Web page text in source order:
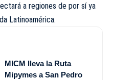
a regiones de por sí ya
Latinoamérica.
MICM lleva la Ruta
Mipymes a San Pedro